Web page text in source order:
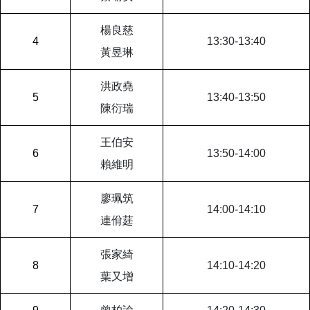
4
楊良慈
黃昱琳
13:30-13:40
5
洪政堯
陳衍瑞
13:40-13:50
6
王伯安
賴維明
13:50-14:00
7
廖珮筑
連佾莛
14:00-14:10
8
張家綺
葉又增
14:10-14:20